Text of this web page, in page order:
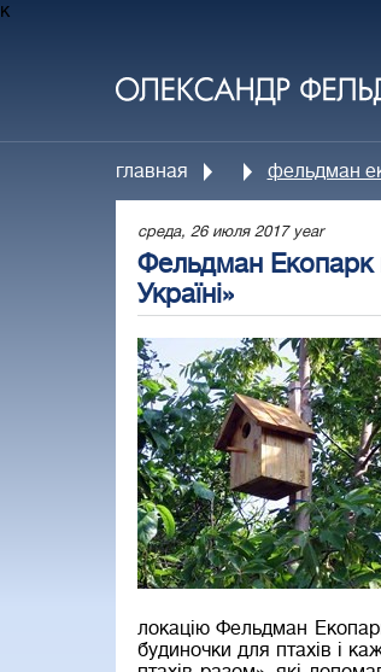
к
главная фельдман
среда, 26 июля 2017 year
Фельдман Екопарк
Україні»
локацію Фельдман
будиночки для птахів і